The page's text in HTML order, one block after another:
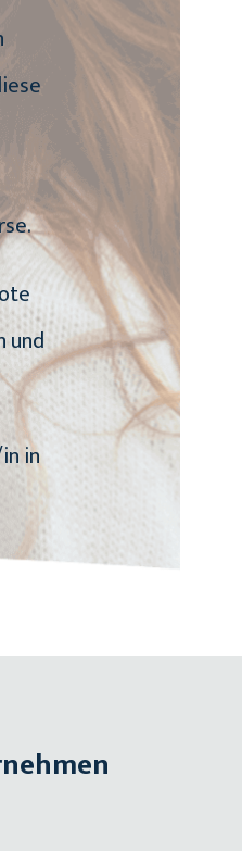
und
in